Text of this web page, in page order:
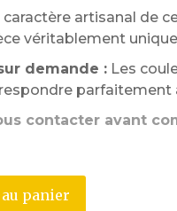
artisanal de
véritablement
demande :Les
contacter avant
panier